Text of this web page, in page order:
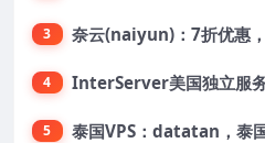
3
4
5